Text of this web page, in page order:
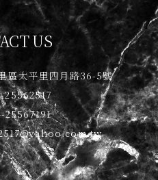
US
區太平里四月路36-5號
25562517
25567191